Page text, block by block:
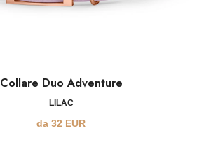
Collare Duo Adventure
LILAC
da 32 EUR